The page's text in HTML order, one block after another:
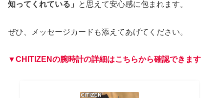
知ってくれている」 と思えて安心感に包まれます。
ぜひ、メッセージカードも添えてあげてください。
▼CHITIZENの腕時計の詳細はこちらから確認できます